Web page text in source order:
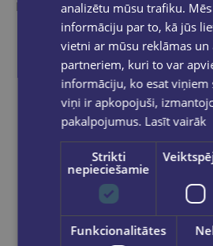
Ieskaties, varbūt noder
analizētu mūsu trafiku.
informāciju par to, kā jūs
vietni ar mūsu reklāmas un
partneriem, kuri to var
informāciju, ko esat viņiem
viņi ir apkopojuši,
pakalpojumus. Lasīt vairāk
Strikti
nepieciešamie
Funkcionalitātes